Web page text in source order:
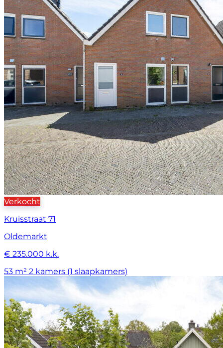
Verkocht
Kruisstraat 71
Oldemarkt
€ 235.000 k.k.
53 m² 2 kamers (1 slaapkamers)